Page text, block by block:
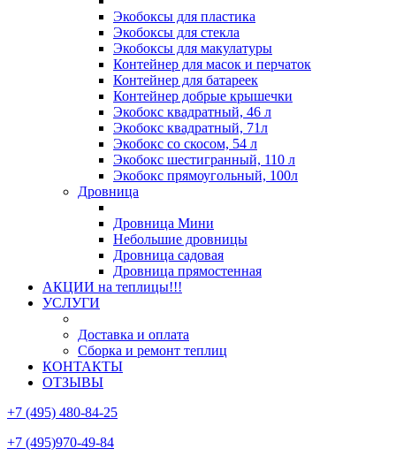
Экобоксы для пластика
Экобоксы для стекла
Экобоксы для макулатуры
Контейнер для масок и перчаток
Контейнер для батареек
Контейнер добрые крышечки
Экобокс квадратный, 46 л
Экобокс квадратный, 71л
Экобокс со скосом, 54 л
Экобокс шестигранный, 110 л
Экобокс прямоугольный, 100л
Дровница
Дровница Мини
Небольшие дровницы
Дровница садовая
Дровница прямостенная
АКЦИИ на теплицы!!!
УСЛУГИ
Доставка и оплата
Сборка и ремонт теплиц
КОНТАКТЫ
ОТЗЫВЫ
+7 (495) 480-84-25
+7 (495)970-49-84